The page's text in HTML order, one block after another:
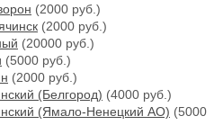
(2000 руб.)
(2000 руб.)
(20000 руб.)
(5000 руб.)
(2000 руб.)
(Белгород) (4000 руб.)
(Ямало-Ненецкий АО) (5000